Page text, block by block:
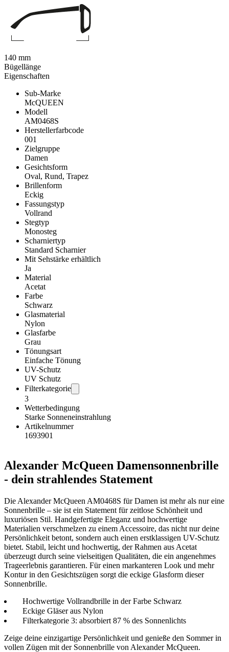
Eigenschaften
Sub-Marke
McQUEEN
Modell
AM0468S
Herstellerfarbcode
001
Zielgruppe
Damen
Gesichtsform
Oval, Rund, Trapez
Brillenform
Eckig
Fassungstyp
Vollrand
Stegtyp
Monosteg
Scharniertyp
Standard Scharnier
Mit Sehstärke erhältlich
Ja
Material
Acetat
Farbe
Schwarz
Glasmaterial
Nylon
Glasfarbe
Grau
Tönungsart
Einfache Tönung
UV-Schutz
UV Schutz
Filterkategorie
3
Wetterbedingung
Starke Sonneneinstrahlung
Artikelnummer
1693901
Alexander McQueen Damensonnenbrille
- dein strahlendes Statement
Die Alexander McQueen AM0468S für Damen ist mehr als nur eine
Sonnenbrille – sie ist ein Statement für zeitlose Schönheit und
luxuriösen Stil. Handgefertigte Eleganz und hochwertige
Materialien verschmelzen zu einem Accessoire, das nicht nur deine
Persönlichkeit betont, sondern auch einen erstklassigen UV-Schutz
bietet. Stabil, leicht und hochwertig, der Rahmen aus Acetat
überzeugt durch seine vielseitigen Qualitäten, die ein angenehmes
Trageerlebnis garantieren. Für einen markanteren Look und mehr
Kontur in den Gesichtszügen sorgt die eckige Glasform dieser
Sonnenbrille.
Hochwertige Vollrandbrille in der Farbe Schwarz
Eckige Gläser aus Nylon
Filterkategorie 3: absorbiert 87 % des Sonnenlichts
Zeige deine einzigartige Persönlichkeit und genieße den Sommer in
vollen Zügen mit der Sonnenbrille von Alexander McQueen.
140 mm
Bügellänge